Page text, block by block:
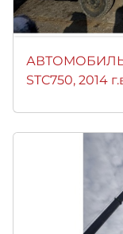
АВТОМОБИЛЬ
STC750, 2014